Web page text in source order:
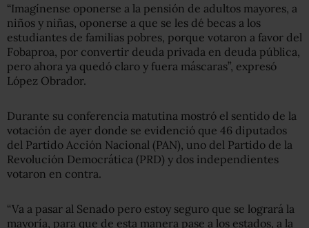
“Imagínense oponerse a la pensión de adultos mayores, a
niños y niñas, oponerse a que se les dé becas a los
estudiantes de familias pobres, porque votaron a favor del
Fobaproa, por convertir deuda privada en deuda pública,
pero ahora ya quedó claro y fuera máscaras”, expresó
López Obrador.
Durante su conferencia matutina mostró el sentido de la
votación de ayer donde se evidenció que 46 diputados
del Partido Acción Nacional (PAN), uno del Partido de la
Revolución Democrática (PRD) y dos independientes
votaron en contra.
“Va a pasar al Senado pero estoy seguro que se logrará la
mayoría, para que de esta manera pase a los estados, a la